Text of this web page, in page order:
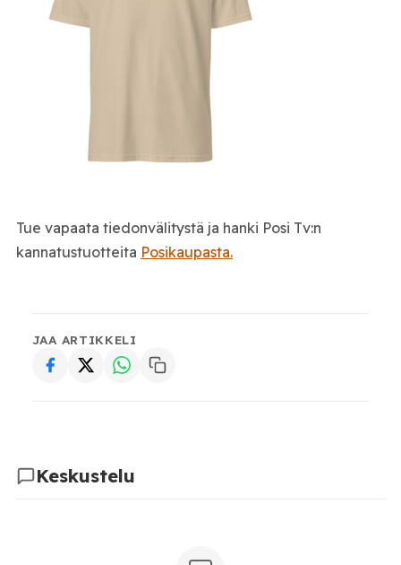
Tue vapaata tiedonvälitystä ja hanki Posi Tv:n
kannatustuotteita Posikaupasta.
JAA ARTIKKELI
Keskustelu